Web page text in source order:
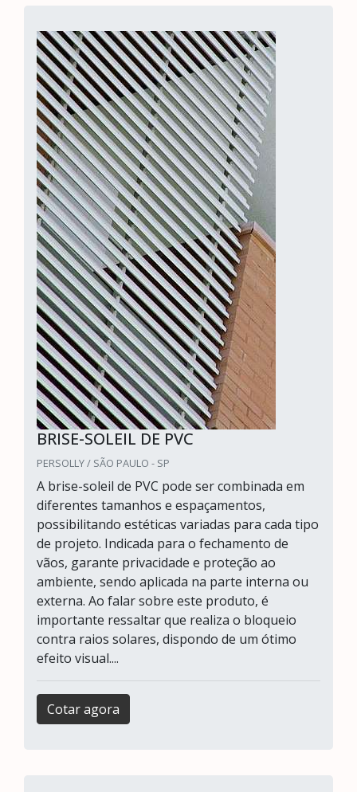
BRISE-SOLEIL DE PVC
PERSOLLY / SÃO PAULO - SP
A brise-soleil de PVC pode ser combinada em
diferentes tamanhos e espaçamentos,
possibilitando estéticas variadas para cada tipo
de projeto. Indicada para o fechamento de
vãos, garante privacidade e proteção ao
ambiente, sendo aplicada na parte interna ou
externa. Ao falar sobre este produto, é
importante ressaltar que realiza o bloqueio
contra raios solares, dispondo de um ótimo
efeito visual....
Cotar agora